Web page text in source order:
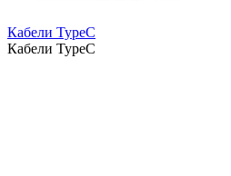
Кабели TypeC
Кабели TypeC